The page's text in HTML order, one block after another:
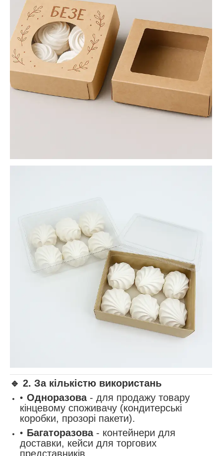
🔹 2. За кількістю використань
Одноразова- для продажу товару
кінцевому споживачу (кондитерські
коробки, прозорі пакети).
Багаторазова- контейнери для
доставки, кейси для торгових
представників.